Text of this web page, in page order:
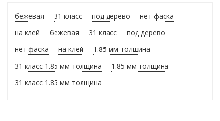
бежевая 31 класс под дерево
нет фаска
на клей
бежевая 31 класс
под дерево
нет фаска
на клей
1.85 мм толщина
31 класс 1.85 мм толщина
1.85 мм толщина
31 класс 1.85 мм толщина